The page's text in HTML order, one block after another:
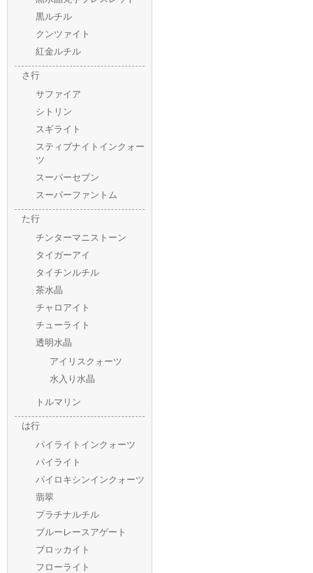
黒ルチル
クンツァイト
紅金ルチル
さ行
サファイア
シトリン
スギライト
スティブナイトインクォー
ツ
スーパーセブン
スーパーファントム
た行
チンターマニストーン
タイガーアイ
タイチンルチル
茶水晶
チャロアイト
チューライト
透明水晶
アイリスクォーツ
水入り水晶
トルマリン
は行
パイライトインクォーツ
パイライト
パイロキシンインクォーツ
翡翠
プラチナルチル
ブルーレースアゲート
ブロッカイト
フローライト